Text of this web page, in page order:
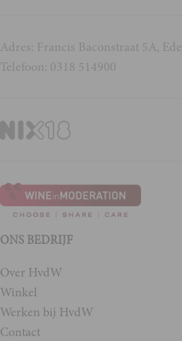
Adres: Francis Baconstraat 5A, Ede
Telefoon: 0318 514900
ONS BEDRIJF
Over HvdW
Winkel
Werken bij HvdW
Contact